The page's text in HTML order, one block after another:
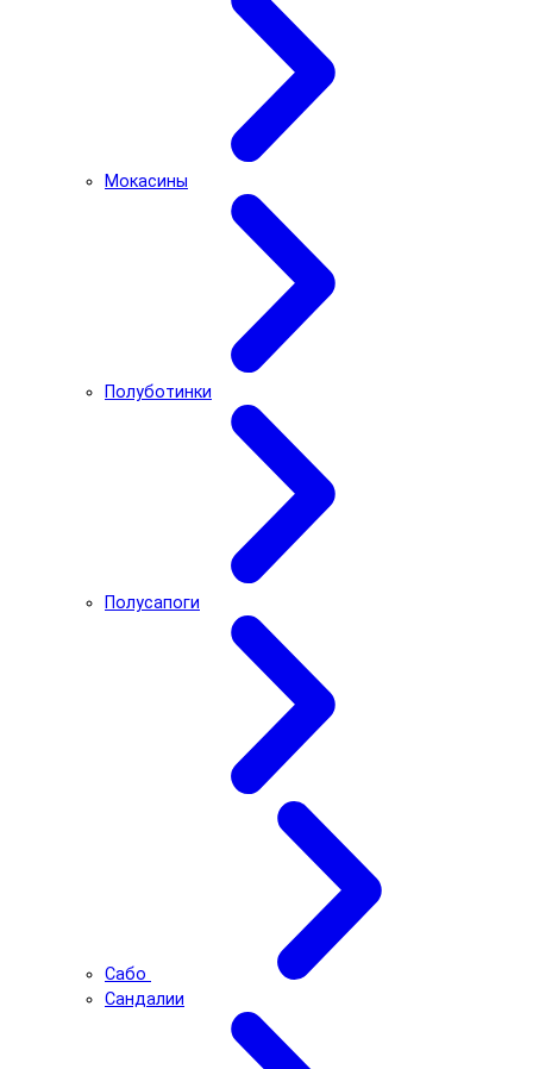
Мокасины
Полуботинки
Полусапоги
Сабо
Сандалии